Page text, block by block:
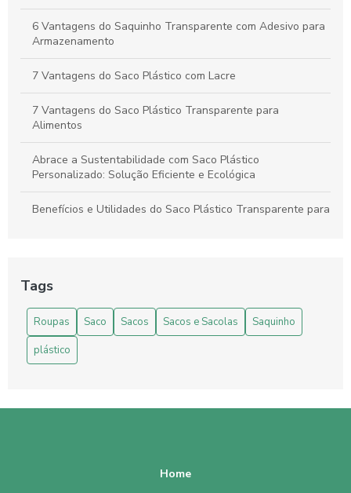
6 Vantagens do Saquinho Transparente com Adesivo para
Armazenamento
7 Vantagens do Saco Plástico com Lacre
7 Vantagens do Saco Plástico Transparente para
Alimentos
Abrace a Sustentabilidade com Saco Plástico
Personalizado: Solução Eficiente e Ecológica
Benefícios e Utilidades do Saco Plástico Transparente para
Como escolher o Envelope Plástico Transparente Auto
Adesivo ideal para suas necessidades
Como Escolher o Lacre Adesivo Perfeito para sua
Como Escolher o Lacre Adesivo Transparente Ideal para
Tags
Roupas Saco Sacos Sacos e Sacolas
Saquinho
plástico
Home